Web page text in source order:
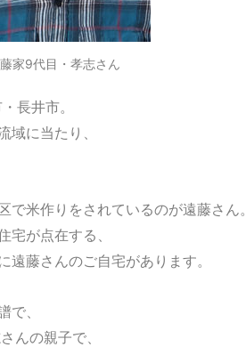
家9代目・孝志さん
長井市。
域に当たり、
米作りをされているのが遠藤さん。
が点在する、
遠藤さんのご自宅があります。
、
んの親子で、